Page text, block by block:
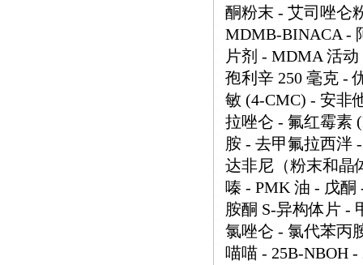
酮粉末 - 艾司唑仑
MDMB-BINACA -
片剂 - MDMA 活
孢利辛 250 毫克 -
敏 (4-CMC) - 安非
拉唑仑 - 氟红霉素
胺 - 去甲氟拉西泮
达非尼（粉末和晶
嗪 - PMK 油 - 戊酮
胺酮 S-异构体片 -
氯唑仑 - 氯代苯丙
喵喵 - 25B-NBOH